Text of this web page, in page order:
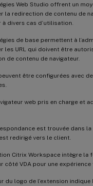
Web Studio offrent un
la redirection de contenu de
à divers cas d’utilisation.
de base permettent à
les URL qui doivent être
de contenu de navigateur.
être configurées avec
web pris en charge et
est trouvée dans
redirigé vers le client.
Citrix Workspace intègre la
côté VDA pour une expérience
du logo de l’extension